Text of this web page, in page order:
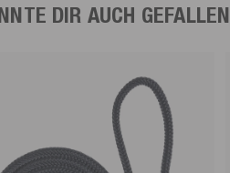
DIR AUCH GEFALLEN